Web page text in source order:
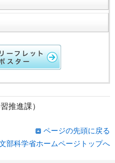
推進課）
ページの先頭に戻る
部科学省ホームページトップへ